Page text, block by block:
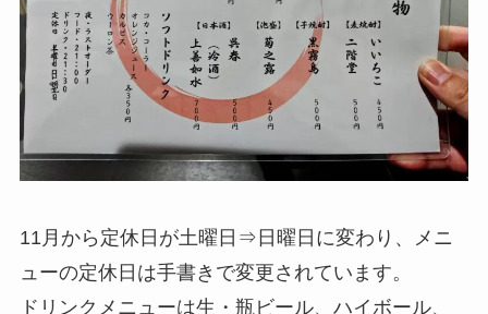
11月から定休日が土曜日⇒日曜日に変わり、メニ
ューの定休日は手書きで変更されています。
ドリンクメニューは生・瓶ビール、ハイボール、